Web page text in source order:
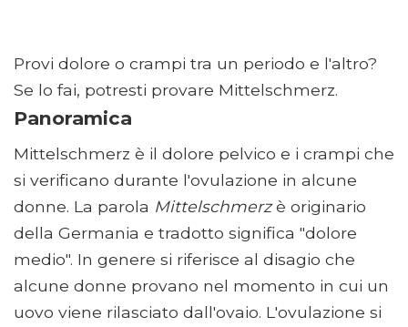
Provi dolore o crampi tra un periodo e l'altro?
Se lo fai, potresti provare Mittelschmerz.
Panoramica
Mittelschmerz è il dolore pelvico e i crampi che
si verificano durante l'ovulazione in alcune
donne. La parola Mittelschmerzè originario
della Germania e tradotto significa "dolore
medio". In genere si riferisce al disagio che
alcune donne provano nel momento in cui un
uovo viene rilasciato dall'ovaio. L'ovulazione si